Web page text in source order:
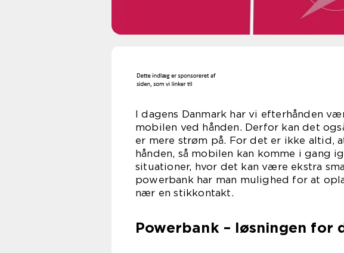
I dagens Danmark har vi efterhånden
mobilen ved hånden. Derfor kan det
er mere strøm på. For det er ikke altid,
hånden, så mobilen kan komme i gang
situationer, hvor det kan være ekstra
powerbank har man mulighed for at
nær en
Powerbank – løsningen for